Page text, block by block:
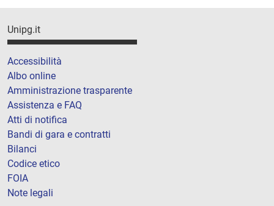
Unipg.it
Accessibilità
Albo online
Amministrazione trasparente
Assistenza e FAQ
Atti di notifica
Bandi di gara e contratti
Bilanci
Codice etico
FOIA
Note legali